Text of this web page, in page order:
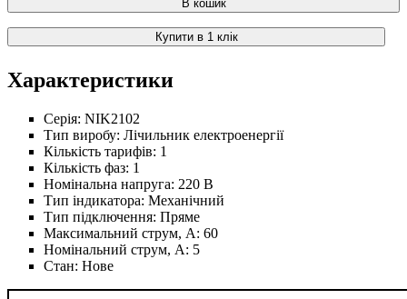
В кошик
Купити в 1 клік
Характеристики
Серія: NIK2102
Тип виробу: Лічильник електроенергії
Кількість тарифів: 1
Кількість фаз: 1
Номінальна напруга: 220 В
Тип індикатора: Механічний
Тип підключення: Пряме
Максимальний струм, А: 60
Номінальний струм, А: 5
Стан: Нове